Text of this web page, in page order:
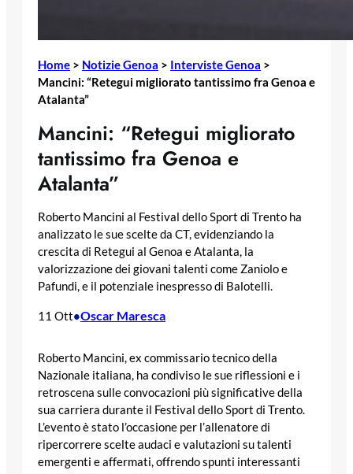
Home > Notizie Genoa > Interviste Genoa >
Mancini: “Retegui migliorato tantissimo fra Genoa e
Atalanta”
Mancini: “Retegui migliorato
tantissimo fra Genoa e
Atalanta”
Roberto Mancini al Festival dello Sport di Trento ha
analizzato le sue scelte da CT, evidenziando la
crescita di Retegui al Genoa e Atalanta, la
valorizzazione dei giovani talenti come Zaniolo e
Pafundi, e il potenziale inespresso di Balotelli.
11 Ott•Oscar Maresca
Roberto Mancini, ex commissario tecnico della
Nazionale italiana, ha condiviso le sue riflessioni e i
retroscena sulle convocazioni più significative della
sua carriera durante il Festival dello Sport di Trento.
L’evento è stato l’occasione per l’allenatore di
ripercorrere scelte audaci e valutazioni su talenti
emergenti e affermati, offrendo spunti interessanti